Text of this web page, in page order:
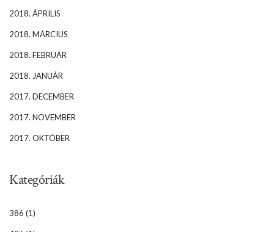
2018. ÁPRILIS
2018. MÁRCIUS
2018. FEBRUÁR
2018. JANUÁR
2017. DECEMBER
2017. NOVEMBER
2017. OKTÓBER
Kategóriák
386 (1)